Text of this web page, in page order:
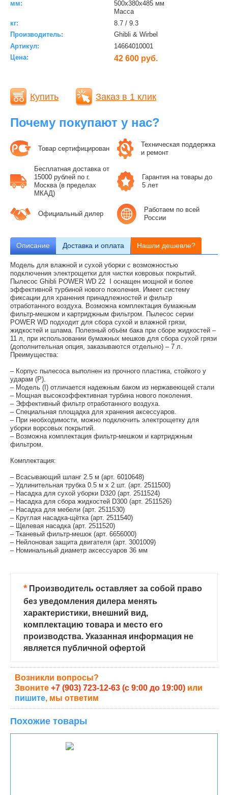
мм:
500x380x485 мм
Масса
кг:
8.7 / 9.3
Производитель:
Ghibli & Wirbel
Артикул:
14664010001
Цена:
42 600 руб.
Купить Заказ в 1 клик
Почему покупают у нас?
Товар сертифицирован
Техническая поддержка
и ремонт
Бесплатная доставка от
15000 рублей по г.
Москва (в пределах
МКАД)
Гарантия на товары до
5 лет
Официальный дилер
Работаем по всей
России
Описание Доставка и оплата Нашли дешевле?
Модель для влажной и сухой уборки c возможностью
подключения электрощетки для чистки ковровых покрытий.
Пылесос Ghibli POWER WD 22 I оснащен мощной и более
эффективной турбиной нового поколения. Имеет систему
фиксации для хранения принадлежностей и фильтр
отработанного воздуха. Возможна комплектация бумажным
фильтр-мешком и картриджным фильтром. Пылесос серии
POWER WD подходит для сбора сухой и влажной грязи,
жидкостей и шлама. Полезный объём бака при сборе жидкостей –
11 л, при использовании бумажных мешков для сбора сухой грязи
(дополнительная опция, заказываются отдельно) – 7 л.
Преимущества:
– Корпус пылесоса выполнен из прочного пластика, стойкого у
ударам (P).
– Модель (I) отличается надежным баком из нержавеющей стали
– Мощная высокоэффективная турбина нового поколения.
– Эффективный фильтр отработанного воздуха.
– Специальная площадка для хранения аксессуаров.
– При необходимости, можно подключить электрощетку для
уборки ворсовых покрытий.
– Возможна комплектация фильтр-мешком и картриджным
фильтром.
Комплектация:
– Всасывающий шланг 2.5 м (арт. 6010648)
– Удлинительная трубка 0.5 м х 2 шт. (арт. 2511500)
– Насадка для сухой уборки D320 (арт. 2511524)
– Насадка для сбора жидкостей D300 (арт. 2511526)
– Насадка для мебели (арт. 2511530)
– Круглая насадка-щётка (арт. 2511540)
– Щелевая насадка (арт. 2511520)
– Тканевый фильтр-мешок (арт. 6656000)
– Нейлоновая защита двигателя (арт. 3001009)
– Номинальный диаметр аксессуаров 36 мм
*Производитель оставляет за собой право
без уведомления дилера менять
характеристики, внешний вид,
комплектацию товара и место его
производства. Указанная информация не
является публичной офертой
Возникли вопросы?
Звоните +7 (903) 723-12-63 (с 9:00 до 19:00) или
пишите, мы ответим
Похожие товары